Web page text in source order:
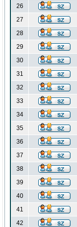
26
27
28
29
30
31
32
33
34
35
36
37
38
39
40
41
42